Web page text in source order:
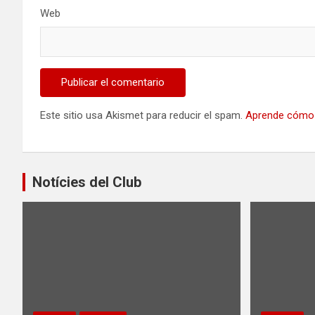
Web
Este sitio usa Akismet para reducir el spam. Aprende
Notícies del Club